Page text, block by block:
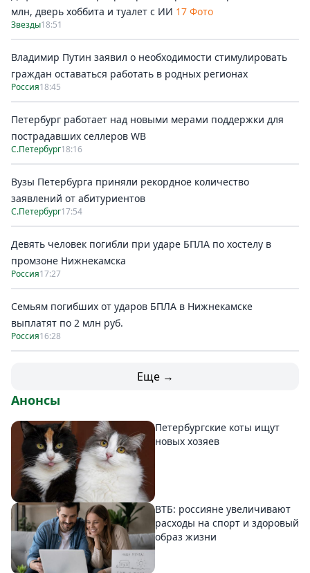
млн, дверь хоббита и туалет с ИИ 17 Фото
Звезды18:51
Владимир Путин заявил о необходимости стимулировать
граждан оставаться работать в родных регионах
Россия18:45
Петербург работает над новыми мерами поддержки для
пострадавших селлеров WB
С.Петербург18:16
Вузы Петербурга приняли рекордное количество
заявлений от абитуриентов
С.Петербург17:54
Девять человек погибли при ударе БПЛА по хостелу в
промзоне Нижнекамска
Россия17:27
Семьям погибших от ударов БПЛА в Нижнекамске
выплатят по 2 млн руб.
Россия16:28
Еще →
Анонсы
Петербургские коты ищут
новых хозяев
ВТБ: россияне увеличивают
расходы на спорт и здоровый
образ жизни